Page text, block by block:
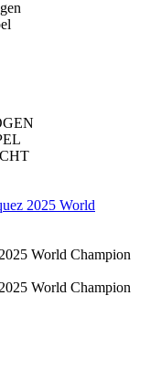
2025 World
World Champion
World Champion